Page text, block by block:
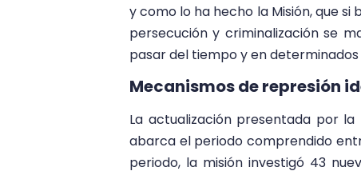
y como lo ha hecho la Misión, que
persecución y criminalización se
pasar del tiempo y en
Mecanismos de represión
La actualización presentada por
abarca el periodo comprendido
periodo, la misión investigó 43